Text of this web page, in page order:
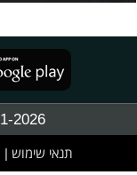
2011-2026 © פרוגי
תנאי שימוש